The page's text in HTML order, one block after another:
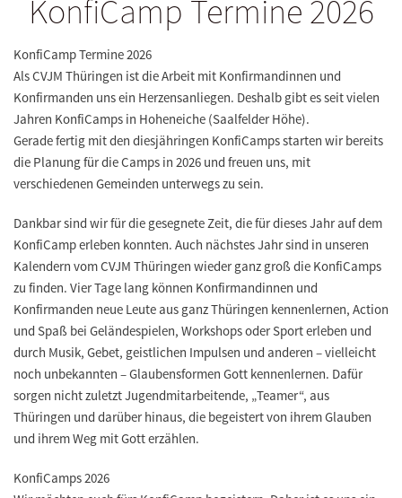
KonfiCamp Termine 2026
KonfiCamp Termine 2026
Als CVJM Thüringen ist die Arbeit mit Konfirmandinnen und
Konfirmanden uns ein Herzensanliegen. Deshalb gibt es seit vielen
Jahren KonfiCamps in Hoheneiche (Saalfelder Höhe).
Gerade fertig mit den diesjähringen KonfiCamps starten wir bereits
die Planung für die Camps in 2026 und freuen uns, mit
verschiedenen Gemeinden unterwegs zu sein.
Dankbar sind wir für die gesegnete Zeit, die für dieses Jahr auf dem
KonfiCamp erleben konnten. Auch nächstes Jahr sind in unseren
Kalendern vom CVJM Thüringen wieder ganz groß die KonfiCamps
zu finden. Vier Tage lang können Konfirmandinnen und
Konfirmanden neue Leute aus ganz Thüringen kennenlernen, Action
und Spaß bei Geländespielen, Workshops oder Sport erleben und
durch Musik, Gebet, geistlichen Impulsen und anderen – vielleicht
noch unbekannten – Glaubensformen Gott kennenlernen. Dafür
sorgen nicht zuletzt Jugendmitarbeitende, „Teamer“, aus
Thüringen und darüber hinaus, die begeistert von ihrem Glauben
und ihrem Weg mit Gott erzählen.
KonfiCamps 2026